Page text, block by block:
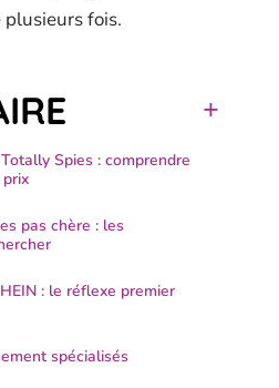
fois.
Spies : comprendre
pas chère : les
: le réflexe premier
spécialisés